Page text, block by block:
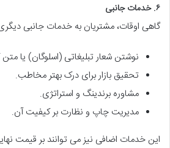
۶. خدمات جانبی
گاهی اوقات، مشتریان به خدمات جانبی دیگری
نوشتن شعار تبلیغاتی (اسلوگان) یا
تحقیق بازار برای درک بهتر مخاطب.
مشاوره برندینگ و استراتژی.
مدیریت چاپ و نظارت بر کیفیت آن.
این خدمات اضافی نیز می توانند بر قیمت